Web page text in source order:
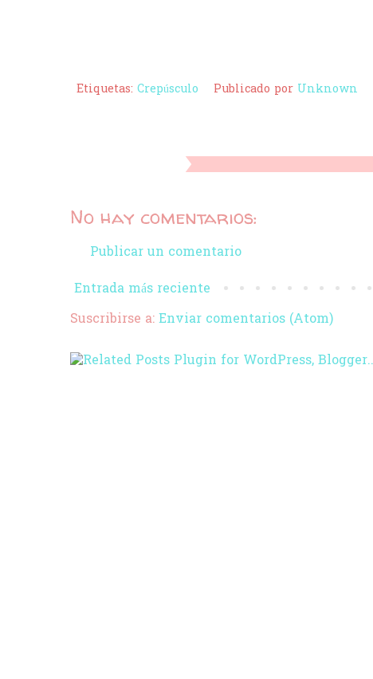
Etiquetas: Crepúsculo Publicado por Unknown
No hay comentarios:
Publicar un comentario
Entrada más reciente
Suscribirse a: Enviar comentarios (Atom)